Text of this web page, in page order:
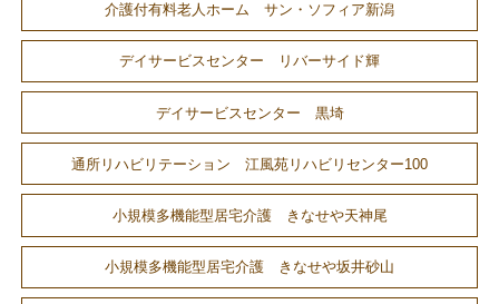
介護付有料老人ホーム サン・ソフィア新潟
デイサービスセンター リバーサイド輝
デイサービスセンター 黒埼
通所リハビリテーション 江風苑リハビリセンター100
小規模多機能型居宅介護 きなせや天神尾
小規模多機能型居宅介護 きなせや坂井砂山